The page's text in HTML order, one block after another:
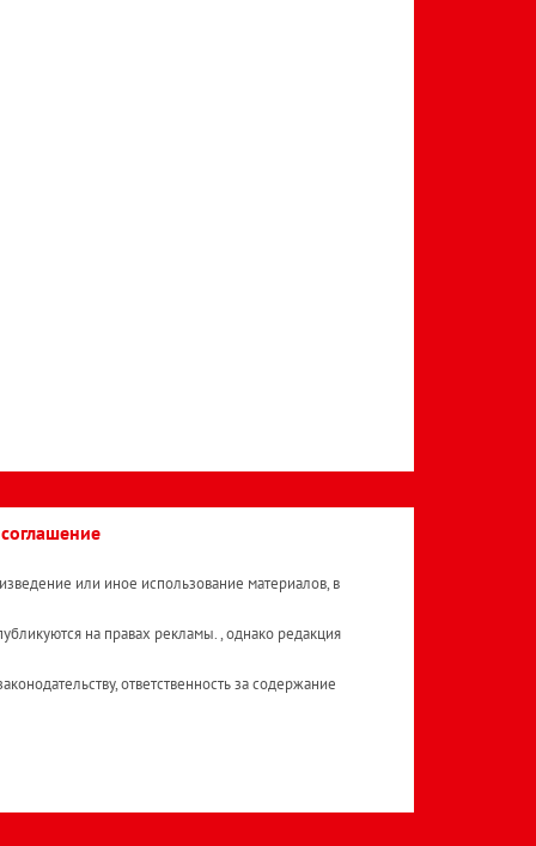
или иное использование материалов, в
на правах рекламы. , однако редакция
ответственность за содержание